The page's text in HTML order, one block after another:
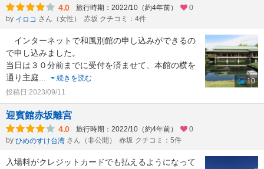
4.0 旅行時期：2022/10（約4年前）
0
by イロコ さん（女性） 赤坂 クチコミ：4件
インターネットで和風別館の申し込みができるの
で申し込みました。
当日は３０分前までに受付を済ませて、本館の横を
通り主庭
続きを読む
投稿日:2023/09/11
10
迎賓館赤坂離宮
4.0 旅行時期：2022/10（約4年前）
0
by ひめのすけ台湾 さん（非公開） 赤坂 クチコミ：5件
入場料がクレジットカードでも払えるようになって